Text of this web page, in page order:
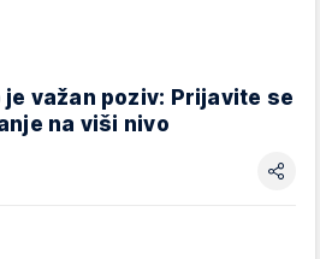
je važan poziv: Prijavite se
na viši nivo